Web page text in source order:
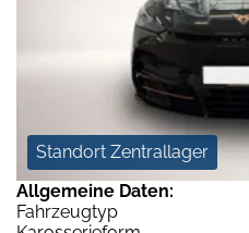
Standort Zentrallager
Allgemeine Daten:
Fahrzeugtyp